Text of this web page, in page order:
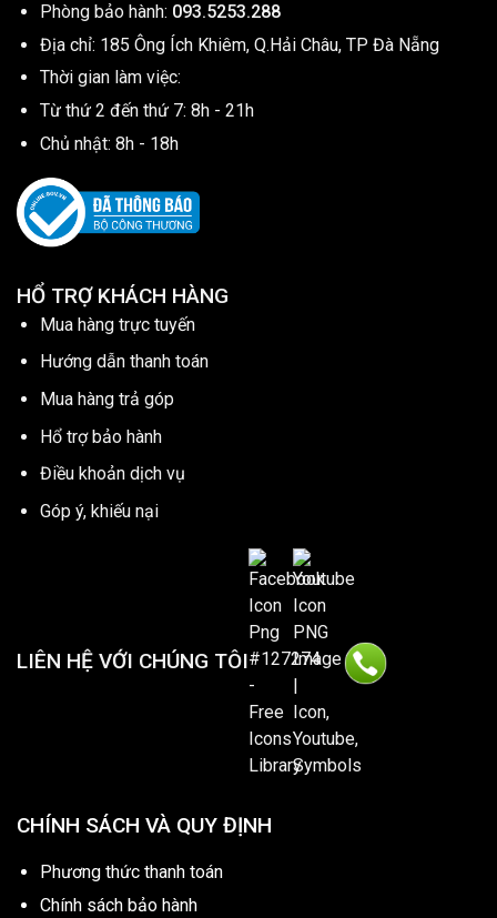
Phòng bảo hành: 093.5253.288
Địa chỉ: 185 Ông Ích Khiêm, Q.Hải Châu, TP Đà Nẵng
Thời gian làm việc:
Từ thứ 2 đến thứ 7: 8h - 21h
Chủ nhật: 8h - 18h
HỔ TRỢ KHÁCH HÀNG
Mua hàng trực tuyến
Hướng dẫn thanh toán
Mua hàng trả góp
Hổ trợ bảo hành
Điều khoản dịch vụ
Góp ý, khiếu nại
LIÊN HỆ VỚI CHÚNG TÔI
CHÍNH SÁCH VÀ QUY ĐỊNH
Phương thức thanh toán
Chính sách bảo hành